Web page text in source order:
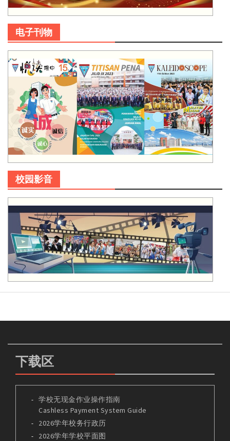
电子刊物
校园影音
下载区
学校无现金作业操作指南
Cashless Payment System Guide
2026学年校务行政历
2026学年学校平面图